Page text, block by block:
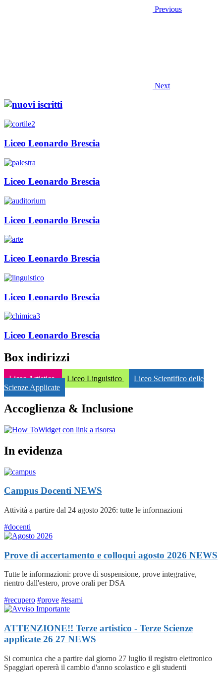
Previous
Next
Liceo Leonardo Brescia
Liceo Leonardo Brescia
Liceo Leonardo Brescia
Liceo Leonardo Brescia
Liceo Leonardo Brescia
Liceo Leonardo Brescia
Box indirizzi
Liceo Artistico Liceo Linguistico
Liceo Scientifico delle
Scienze Applicate
Accoglienza & Inclusione
Widget con link a risorsa
In evidenza
Campus Docenti NEWS
Attività a partire dal 24 agosto 2026: tutte le informazioni
#docenti
Prove di accertamento e colloqui agosto 2026 NEWS
Tutte le informazioni: prove di sospensione, prove integrative,
rientro dall'estero, prove orali per DSA
#recupero #prove #esami
ATTENZIONE!! Terze artistico - Terze Scienze
applicate 26 27 NEWS
Si comunica che a partire dal giorno 27 luglio il registro elettronico
Spaggiari opererà il cambio d'anno scolastico e gli studenti